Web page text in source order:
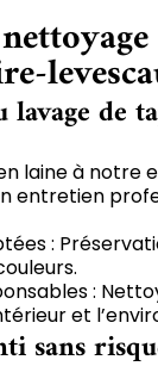
lavage de
laine à notre
entretien
:
:
et
sans